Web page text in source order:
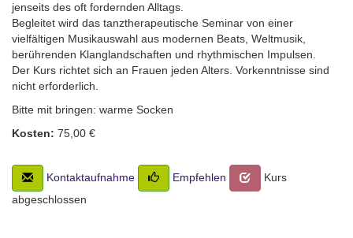
jenseits des oft fordernden Alltags.
Begleitet wird das tanztherapeutische Seminar von einer
vielfältigen Musikauswahl aus modernen Beats, Weltmusik,
berührenden Klanglandschaften und rhythmischen Impulsen.
Der Kurs richtet sich an Frauen jeden Alters. Vorkenntnisse sind
nicht erforderlich.
Bitte mit bringen: warme Socken
Kosten: 75,00 €
Kontaktaufnahme Empfehlen
Kurs
abgeschlossen